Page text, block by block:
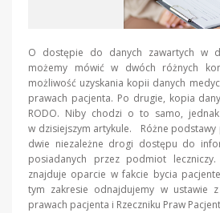
O dostępie do danych zawartych w
możemy mówić w dwóch różnych
możliwość uzyskania kopii danych
prawach pacjenta. Po drugie, kopia
RODO. Niby chodzi o to samo,
w dzisiejszym artykule. Różne
dwie niezależne drogi dostępu do
posiadanych przez podmiot
znajduje oparcie w fakcie bycia
tym zakresie odnajdujemy w ustawie
prawach pacjenta i Rzeczniku Praw